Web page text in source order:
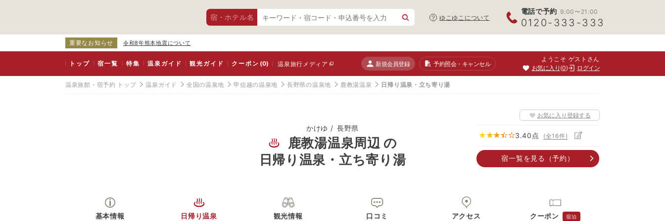
宿・ホテル名 ゆこゆこについて
電話で予約 9:00〜21:00
0120-333-333
重要なお知らせ 令和8年熊本地震について
トップ 宿一覧 特集 温泉ガイド 観光ガイド クーポン(0) 温泉旅行メディア 新規会員登録 予約照会・キャンセル
ようこそ ゲストさん
お気に入り 0 ログイン
温泉旅館・宿予約 トップ 温泉ガイド 全国の温泉地 甲信越の温泉地 長野県の温泉地 鹿教湯温泉 日帰り温泉・立ち寄り湯
かけゆ 長野県
鹿教湯温泉周辺 の
日帰り温泉・立ち寄り湯
お気に入り登録する
3.40 点 (全16件)
宿一覧を見る （予約）
基本情報 日帰り温泉 観光情報 口コミ アクセス クーポン 宿泊